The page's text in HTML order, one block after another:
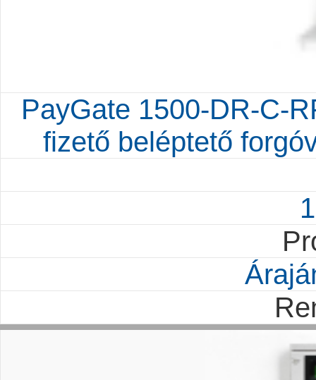
PayGate 1500-DR-C-
fizető beléptető